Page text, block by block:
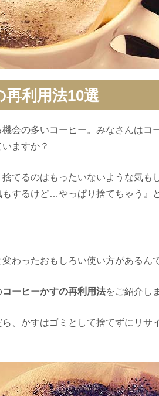
利用法10選
会の多いコーヒー。みなさんはコ
ますか？
てるのはもったいないような気も
するけど…やっぱり捨てちゃう』
わったおもしろい使い方があるん
コーヒーかすの再利用法をご紹介し
、かすはゴミとして捨てずにリサ